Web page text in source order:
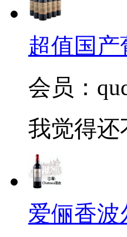
超值国
会员：
我觉得还
爱俪香波